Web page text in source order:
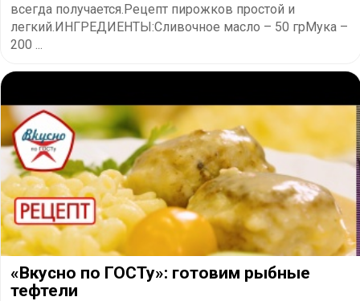
всегда получается.Рецепт пирожков простой и
легкий.ИНГРЕДИЕНТЫ:Сливочное масло – 50 грМука –
200 ...
«Вкусно по ГОСТу»: готовим рыбные
тефтели